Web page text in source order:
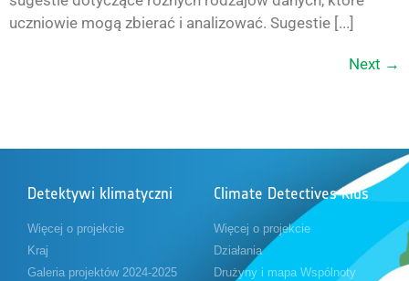
uczniowie mogą zbierać i analizować. Sugestie [...]
Next →
Detektywi klimatyczni
Więcej o projekcie
Kraj
Galeria projektów 2024-2025
Climate Detectives Kids
Więcej o projekcie
Działania
Drużyny i mapa Wspólnoty